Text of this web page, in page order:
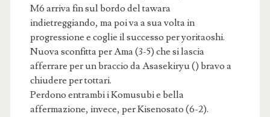
M6 arriva fin sul bordo del tawara
indietreggiando, ma poi va a sua volta in
progressione e coglie il successo per yoritaoshi.
Nuova sconfitta per Ama (3-5) che si lascia
afferrare per un braccio da Asasekiryu () bravo a
chiudere per tottari.
Perdono entrambi i Komusubi e bella
affermazione, invece, per Kisenosato (6-2).